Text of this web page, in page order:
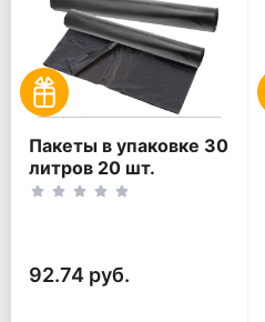
Пакеты в упаковке 30
литров 20 шт.
(20шт*2рул)
92.74 руб.